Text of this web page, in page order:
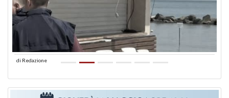
di Redazione